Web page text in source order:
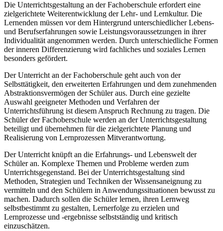
Die Unterrichtsgestaltung an der Fachoberschule erfordert eine
zielgerichtete Weiterentwicklung der Lehr- und Lernkultur. Die
Lernenden müssen vor dem Hintergrund unterschiedlicher Lebens-
und Berufserfahrungen sowie Leistungsvoraussetzungen in ihrer
Individualität angenommen werden. Durch unterschiedliche Formen
der inneren Differenzierung wird fachliches und soziales Lernen
besonders gefördert.
Der Unterricht an der Fachoberschule geht auch von der
Selbsttätigkeit, den erweiterten Erfahrungen und dem zunehmenden
Abstraktionsvermögen der Schüler aus. Durch eine gezielte
Auswahl geeigneter Methoden und Verfahren der
Unterrichtsführung ist diesem Anspruch Rechnung zu tragen. Die
Schüler der Fachoberschule werden an der Unterrichtsgestaltung
beteiligt und übernehmen für die zielgerichtete Planung und
Realisierung von Lernprozessen Mitverantwortung.
Der Unterricht knüpft an die Erfahrungs- und Lebenswelt der
Schüler an. Komplexe Themen und Probleme werden zum
Unterrichtsgegenstand. Bei der Unterrichtsgestaltung sind
Methoden, Strategien und Techniken der Wissensaneignung zu
vermitteln und den Schülern in Anwendungssituationen bewusst zu
machen. Dadurch sollen die Schüler lernen, ihren Lernweg
selbstbestimmt zu gestalten, Lernerfolge zu erzielen und
Lernprozesse und -ergebnisse selbstständig und kritisch
einzuschätzen.